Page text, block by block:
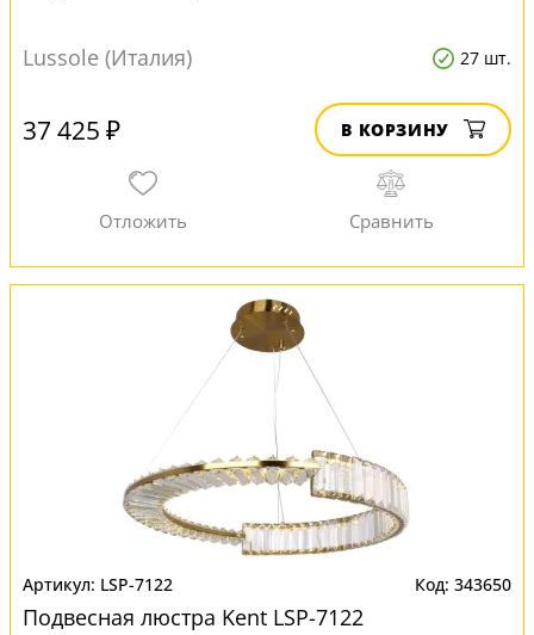
Lussole (Италия) 27 шт.
37 425 ₽ В КОРЗИНУ
LSP-7122 343650
Подвесная люстра Kent LSP-7122